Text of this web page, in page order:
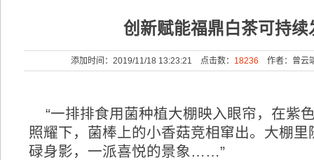
创新赋能福鼎白茶可持续
添加时间：2019/11/18 13:23:21 点击数： 18236 作者：曾云
“一排排食用菌种植大棚映入眼帘，在紫
照耀下，菌棒上的小香菇竞相窜出。大棚
碌身影，一派喜悦的景象……”